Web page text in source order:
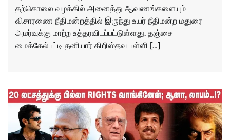
தற்கொலை வழக்கில் அனைத்து ஆவணங்களையும்
விசாரணை நீதிமன்றத்தில் இருந்து உயர் நீதிமன்ற மதுரை
அமர்வுக்கு மாற்ற உத்தரவிடப்பட்டுள்ளது. தஞ்சை
மைக்கேல்பட்டி தனியார் கிறிஸ்தவ பள்ளி […]